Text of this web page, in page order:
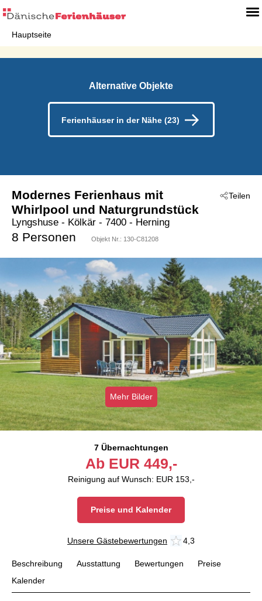
Hauptseite
Alternative Objekte
Ferienhäuser in der Nähe (23)
Teilen
Modernes Ferienhaus mit
Whirlpool und Naturgrundstück
Lyngshuse - Kölkär - 7400 - Herning
8 Personen Objekt Nr.: 130-C81208
Mehr Bilder
7 Übernachtungen
Ab EUR 449,-
Reinigung auf Wunsch: EUR 153,-
Preise und Kalender
Unsere Gästebewertungen 4,3
Beschreibung Ausstattung Bewertungen
Preise
Kalender